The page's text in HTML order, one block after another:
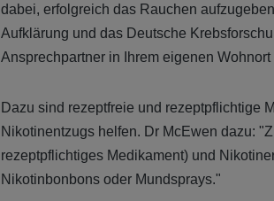
dabei, erfolgreich das Rauchen
Aufklärung und das Deutsche
Ansprechpartner in Ihrem eigenen
Dazu sind rezeptfreie und rezeptpflichtige
Nikotinentzugs helfen. Dr McEwen dazu:
rezeptpflichtiges Medikament) und
Nikotinbonbons oder Mundsprays."